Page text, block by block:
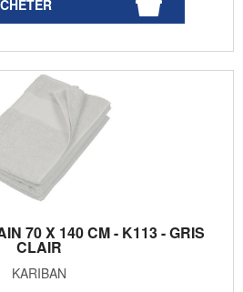
70 X 140 CM - K113 - GRIS
CLAIR
KARIBAN